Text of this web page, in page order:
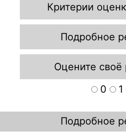
Критерии
Подробное
Оцените
0
1
Подробное